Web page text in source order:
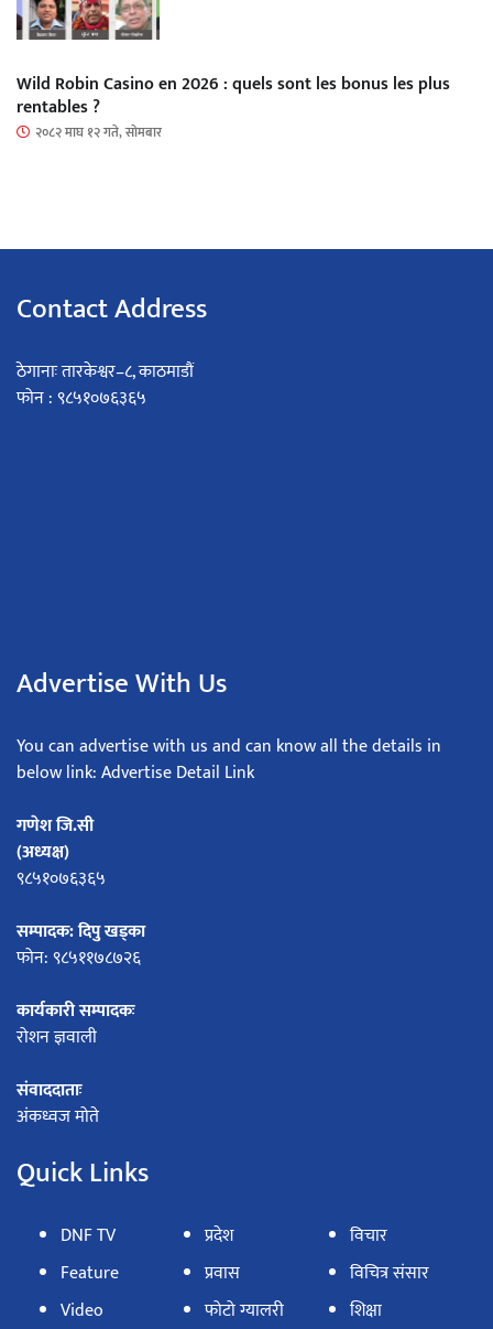
Wild Robin Casino en 2026 : quels sont les bonus les plus
rentables ?
२०८२ माघ १२ गते, सोमबार
Contact Address
ठेगानाः तारकेश्वर–८, काठमाडौं
फोन : ९८५१०७६३६५
Advertise With Us
You can advertise with us and can know all the details in
below link: Advertise Detail Link
गणेश जि.सी
(अध्यक्ष)
९८५१०७६३६५
सम्पादक: दिपु खड्का
फोन: ९८५११७८७२६
कार्यकारी सम्पादकः
रोशन ज्ञवाली
संवाददाताः
अंकध्वज मोते
Quick Links
DNF TV
Feature
Video
प्रदेश
प्रवास
फोटो ग्यालरी
विचार
विचित्र संसार
शिक्षा